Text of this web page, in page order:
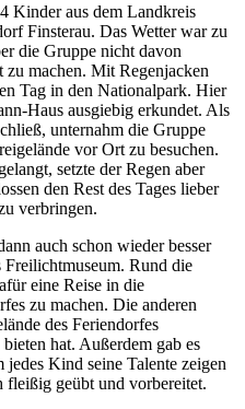
Kinder aus dem Landkreis
Finsterau. Das Wetter war zu
die Gruppe nicht davon
machen. Mit Regenjacken
Tag in den Nationalpark. Hier
Haus ausgiebig erkundet. Als
unternahm die Gruppe
vor Ort zu besuchen.
setzte der Regen aber
den Rest des Tages lieber
verbringen.
auch schon wieder besser
Rund die
eine Reise in die
zu machen. Die anderen
des Feriendorfes
hat. Außerdem gab es
Kind seine Talente zeigen
geübt und vorbereitet.